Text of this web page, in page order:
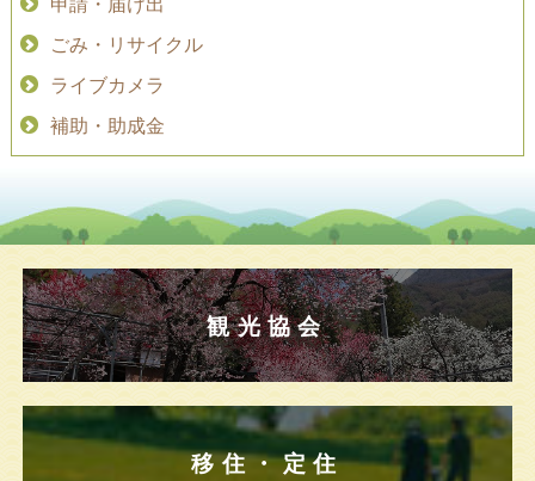
ごみ・リサイクル
ライブカメラ
補助・助成金
観光協会
移住・定住